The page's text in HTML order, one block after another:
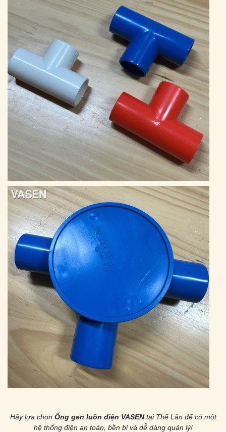
Hãy lựa chọn Ống gen luồn điện VASENtại Thế Lân để có một
hệ thống điện an toàn, bền bỉ và dễ dàng quản lý!